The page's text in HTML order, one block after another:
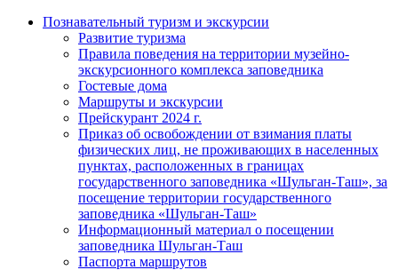
Познавательный туризм и экскурсии
Развитие туризма
Правила поведения на территории музейно-
экскурсионного комплекса заповедника
Гостевые дома
Маршруты и экскурсии
Прейскурант 2024 г.
Приказ об освобождении от взимания платы
физических лиц, не проживающих в населенных
пунктах, расположенных в границах
государственного заповедника «Шульган-Таш», за
посещение территории государственного
заповедника «Шульган-Таш»
Информационный материал о посещении
заповедника Шульган-Таш
Паспорта маршрутов